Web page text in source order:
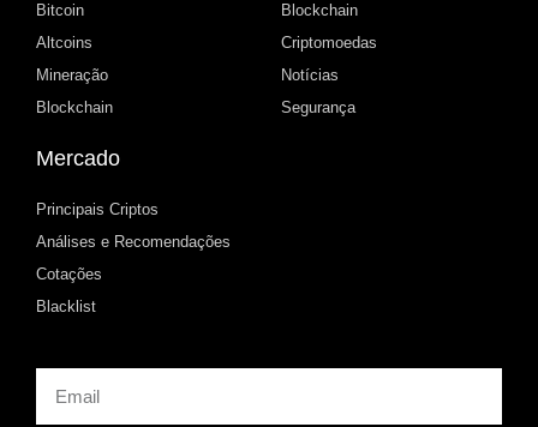
Bitcoin
Altcoins
Mineração
Blockchain
Blockchain
Criptomoedas
Notícias
Segurança
Mercado
Principais Criptos
Análises e Recomendações
Cotações
Blacklist